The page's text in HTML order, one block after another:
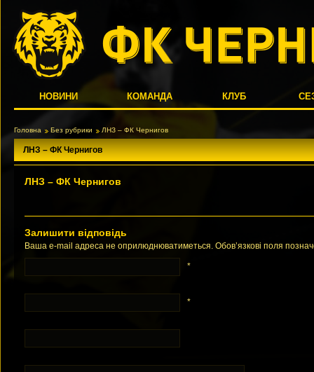
НОВИНИ КОМАНДА КЛУБ
Головна Без рубрики ЛНЗ – ФК Чернигов
ЛНЗ – ФК Чернигов
ЛНЗ – ФК Чернигов
Залишити відповідь
Ваша e-mail адреса не оприлюднюватиметься. Обов’язкові поля
*
*